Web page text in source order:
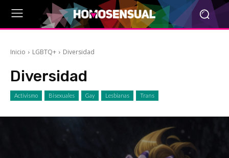
Inicio LGBTQ+ Diversidad
Diversidad
Activismo Bisexuales Gay Lesbianas Trans